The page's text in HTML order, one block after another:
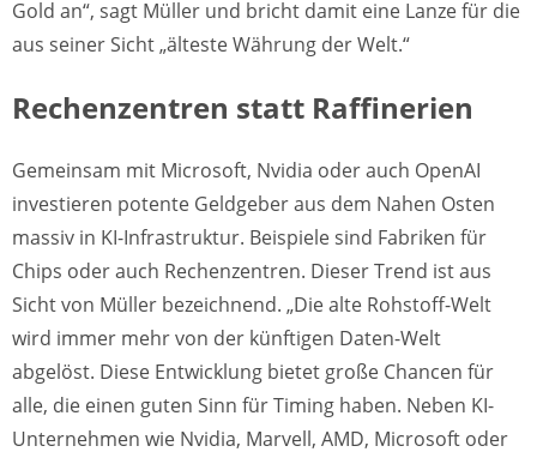
Gold an“, sagt Müller und bricht damit eine Lanze für die
aus seiner Sicht „älteste Währung der Welt.“
Rechenzentren statt Raffinerien
Gemeinsam mit Microsoft, Nvidia oder auch OpenAI
investieren potente Geldgeber aus dem Nahen Osten
massiv in KI-Infrastruktur. Beispiele sind Fabriken für
Chips oder auch Rechenzentren. Dieser Trend ist aus
Sicht von Müller bezeichnend. „Die alte Rohstoff-Welt
wird immer mehr von der künftigen Daten-Welt
abgelöst. Diese Entwicklung bietet große Chancen für
alle, die einen guten Sinn für Timing haben. Neben KI-
Unternehmen wie Nvidia, Marvell, AMD, Microsoft oder